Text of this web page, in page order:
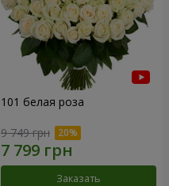
101 белая роза
9 749 грн
Заказать